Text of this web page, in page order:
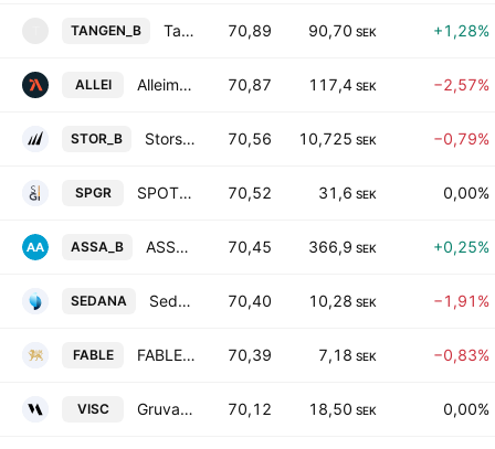
TANGEN_B Tangen Industrikapital AB Class B 70,89 90,70 SEK +1,28%
ALLEI Alleima AB 70,87 117,4 SEK −2,57%
STOR_B Storskogen Group AB Class B 70,56 10,725 SEK −0,79%
SPGR SPOTLIGHT GROUP AB 70,52 31,6 SEK 0,00%
ASSA_B ASSA ABLOY AB Class B 70,45 366,9 SEK +0,25%
SEDANA Sedana Medical AB 70,40 10,28 SEK −1,91%
FABLE FABLE MEDIA GROUP AB 70,39 7,18 SEK −0,83%
VISC Gruvaktiebolaget Viscaria 70,12 18,50 SEK 0,00%